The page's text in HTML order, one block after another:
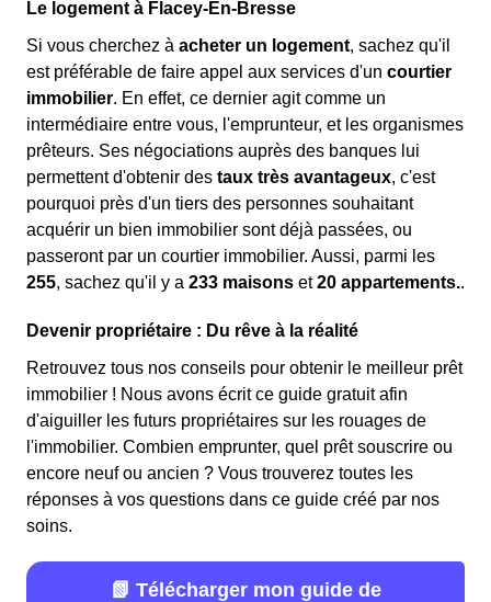
Le logement à Flacey-En-Bresse
Si vous cherchez à acheter un logement, sachez qu'il
est préférable de faire appel aux services d'un courtier
immobilier. En effet, ce dernier agit comme un
intermédiaire entre vous, l'emprunteur, et les organismes
prêteurs. Ses négociations auprès des banques lui
permettent d'obtenir des taux très avantageux, c'est
pourquoi près d'un tiers des personnes souhaitant
acquérir un bien immobilier sont déjà passées, ou
passeront par un courtier immobilier. Aussi, parmi les
255, sachez qu'il y a 233 maisons et20 appartements..
Devenir propriétaire : Du rêve à la réalité
Retrouvez tous nos conseils pour obtenir le meilleur prêt
immobilier ! Nous avons écrit ce guide gratuit afin
d'aiguiller les futurs propriétaires sur les rouages de
l'immobilier. Combien emprunter, quel prêt souscrire ou
encore neuf ou ancien ? Vous trouverez toutes les
réponses à vos questions dans ce guide créé par nos
soins.
📗 Télécharger mon guide de